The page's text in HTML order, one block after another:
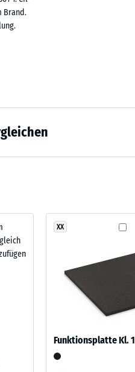
Brand.
7188)
XX
Funktionsplatte Kl. 1